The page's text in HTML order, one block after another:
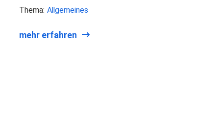
Thema: Allgemeines
mehr erfahren